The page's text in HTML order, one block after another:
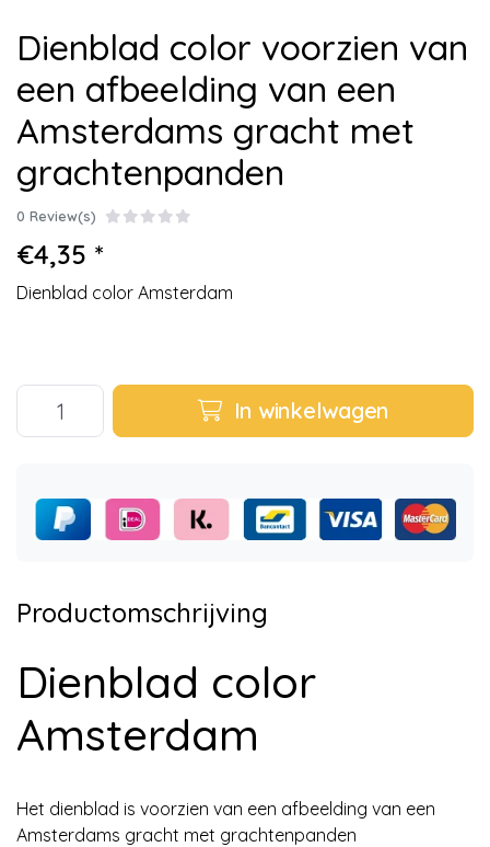
Dienblad color voorzien van
een afbeelding van een
Amsterdams gracht met
grachtenpanden
0 Review(s)
€4,35 *
Dienblad color Amsterdam
In winkelwagen
Productomschrijving
Dienblad color
Amsterdam
Het dienblad is voorzien van een afbeelding van een
Amsterdams gracht met grachtenpanden